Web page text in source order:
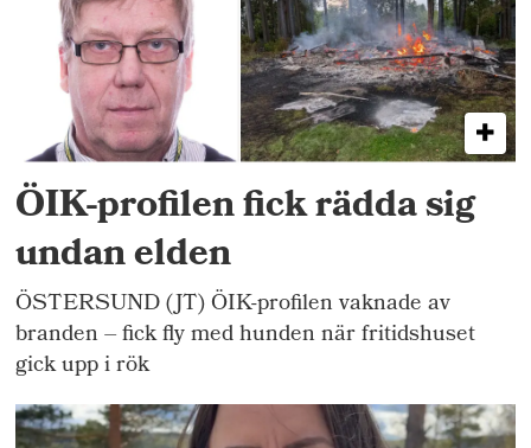
ÖIK-profilen fick rädda sig
undan elden
ÖSTERSUND (JT) ÖIK-profilen vaknade av
branden – fick fly med hunden när fritidshuset
gick upp i rök